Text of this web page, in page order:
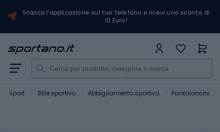
Scarica l'applicazione sul tuo telefono e ricevi uno sconto di
10 Euro!
Sport Stile sportivo Abbigliamento sportivo Pantaloncini